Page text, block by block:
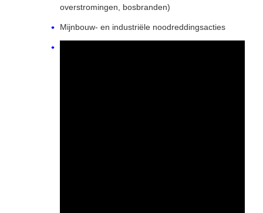
overstromingen, bosbranden)
Mijnbouw- en industriële noodreddingsacties